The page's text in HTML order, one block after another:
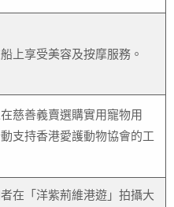
上享受美容及按摩服務。
慈善義賣選購實用寵物用
支持香港愛護動物協會的工
在「洋紫荊維港遊」拍攝大